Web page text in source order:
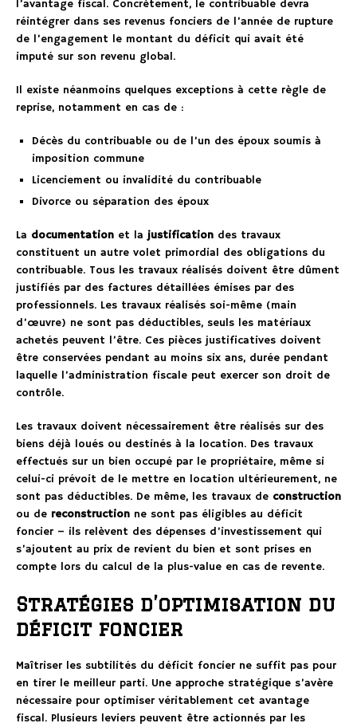
l’avantage fiscal. Concrètement, le contribuable devra
réintégrer dans ses revenus fonciers de l’année de rupture
de l’engagement le montant du déficit qui avait été
imputé sur son revenu global.
Il existe néanmoins quelques exceptions à cette règle de
reprise, notamment en cas de :
Décès du contribuable ou de l’un des époux soumis à
imposition commune
Licenciement ou invalidité du contribuable
Divorce ou séparation des époux
La documentation et lajustification des travaux
constituent un autre volet primordial des obligations du
contribuable. Tous les travaux réalisés doivent être dûment
justifiés par des factures détaillées émises par des
professionnels. Les travaux réalisés soi-même (main
d’œuvre) ne sont pas déductibles, seuls les matériaux
achetés peuvent l’être. Ces pièces justificatives doivent
être conservées pendant au moins six ans, durée pendant
laquelle l’administration fiscale peut exercer son droit de
contrôle.
Les travaux doivent nécessairement être réalisés sur des
biens déjà loués ou destinés à la location. Des travaux
effectués sur un bien occupé par le propriétaire, même si
celui-ci prévoit de le mettre en location ultérieurement, ne
sont pas déductibles. De même, les travaux de construction
ou de reconstruction ne sont pas éligibles au déficit
foncier – ils relèvent des dépenses d’investissement qui
s’ajoutent au prix de revient du bien et sont prises en
compte lors du calcul de la plus-value en cas de revente.
Stratégies d’optimisation du
déficit foncier
Maîtriser les subtilités du déficit foncier ne suffit pas pour
en tirer le meilleur parti. Une approche stratégique s’avère
nécessaire pour optimiser véritablement cet avantage
fiscal. Plusieurs leviers peuvent être actionnés par les